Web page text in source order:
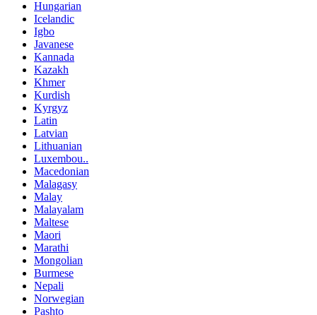
Hungarian
Icelandic
Igbo
Javanese
Kannada
Kazakh
Khmer
Kurdish
Kyrgyz
Latin
Latvian
Lithuanian
Luxembou..
Macedonian
Malagasy
Malay
Malayalam
Maltese
Maori
Marathi
Mongolian
Burmese
Nepali
Norwegian
Pashto